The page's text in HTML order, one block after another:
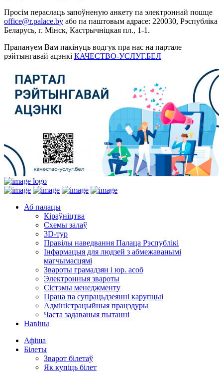
Просім пераслаць запоўненую анкету па электроннай пошце
office@r.palace.by або па паштовым адрасе: 220030, Рэспубліка
Беларусь, г. Мінск, Кастрычніцкая пл., 1-1.
Прапануем Вам пакінуць водгук пра нас на партале
рэйтынгавай ацэнкі КАЧЕСТВО-УСЛУГ.БЕЛ
Аб палацы
Кіраўніцтва
Схемы залаў
3D-тур
Правілы наведвання Палаца Рэспублікі
Інфармацыя для людзей з абмежаванымі
магчымасцямі
Звароты грамадзян і юр. асоб
Электронныя звароты
Сістэмы менеджменту
Праца па супрацьдзеянні карупцыі
Адміністрацыйныя працэдуры
Часта задаваныя пытанні
Навіны
Афіша
Білеты
Зварот білетаў
Як купіць білет